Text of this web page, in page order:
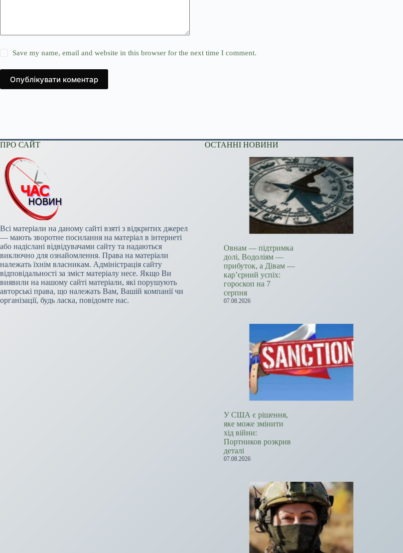
Save my name, email and website in this browser for the next time I comment.
Опублікувати коментар
ПРО САЙТ
Всі матеріали на даному сайті взяті з відкритих джерел
— мають зворотне посилання на матеріал в інтернеті
або надіслані відвідувачами сайту та надаються
виключно для ознайомлення. Права на матеріали
належать їхнім власникам. Адміністрація сайту
відповідальності за зміст матеріалу несе. Якщо Ви
виявили на нашому сайті матеріали, які порушують
авторські права, що належать Вам, Вашій компанії чи
організації, будь ласка, повідомте нас.
ОСТАННІ НОВИНИ
Овнам — підтримка
долі, Водоліям —
прибуток, а Дівам —
кар’єрний успіх:
гороскоп на 7
серпня
07.08.2026
У США є рішення,
яке може змінити
хід війни:
Портников розкрив
деталі
07.08.2026